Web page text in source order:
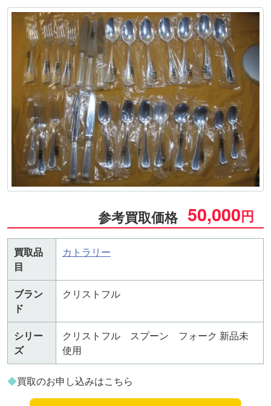
参考買取価格 50,000円
買取品
目
カトラリー
ブラン
ド
クリストフル
シリー
ズ
クリストフル スプーン フォーク 新品未
使用
◆買取のお申し込みはこちら